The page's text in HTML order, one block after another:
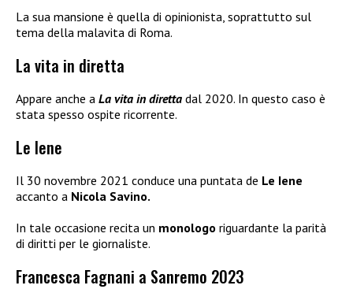
La sua mansione è quella di opinionista, soprattutto sul
tema della malavita di Roma.
La vita in diretta
Appare anche a La vita in diretta dal 2020. In questo caso è
stata spesso ospite ricorrente.
Le Iene
Il 30 novembre 2021 conduce una puntata de Le Iene
accanto a Nicola Savino.
In tale occasione recita un monologo riguardante la parità
di diritti per le giornaliste.
Francesca Fagnani a Sanremo 2023